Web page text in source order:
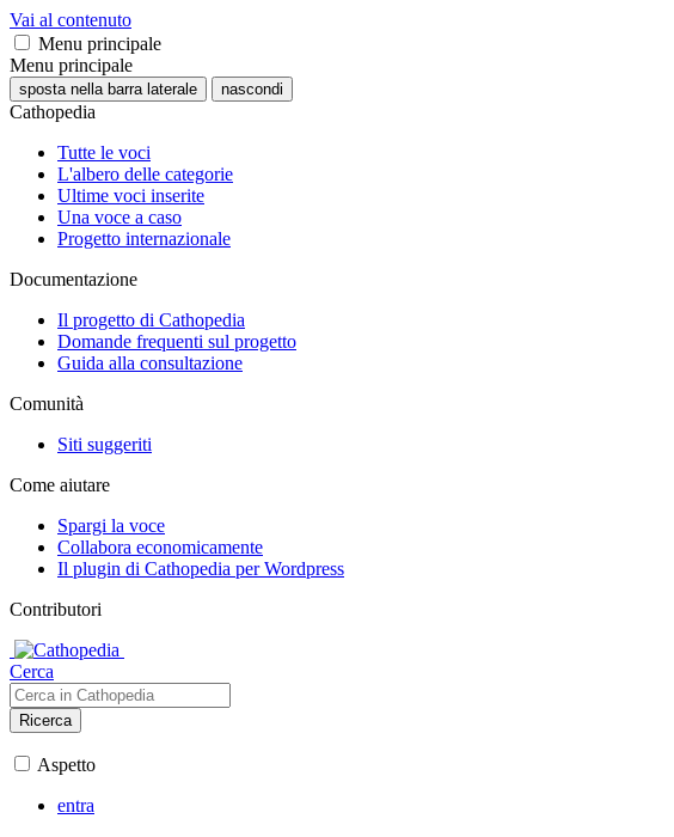
Vai al contenuto
Menu principale
Menu principale
sposta nella barra laterale nascondi
Cathopedia
Tutte le voci
L'albero delle categorie
Ultime voci inserite
Una voce a caso
Progetto internazionale
Documentazione
Il progetto di Cathopedia
Domande frequenti sul progetto
Guida alla consultazione
Comunità
Siti suggeriti
Come aiutare
Spargi la voce
Collabora economicamente
Il plugin di Cathopedia per Wordpress
Contributori
Cerca
Ricerca
Aspetto
entra